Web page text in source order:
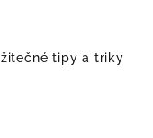
tipy a triky